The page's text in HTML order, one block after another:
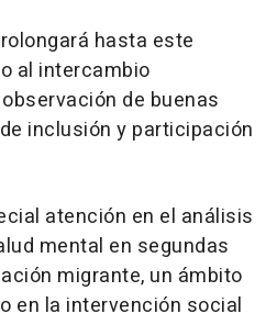
hasta este
al intercambio
de buenas
inclusión y participación
atención en el análisis
mental en segundas
migrante, un ámbito
en la intervención social